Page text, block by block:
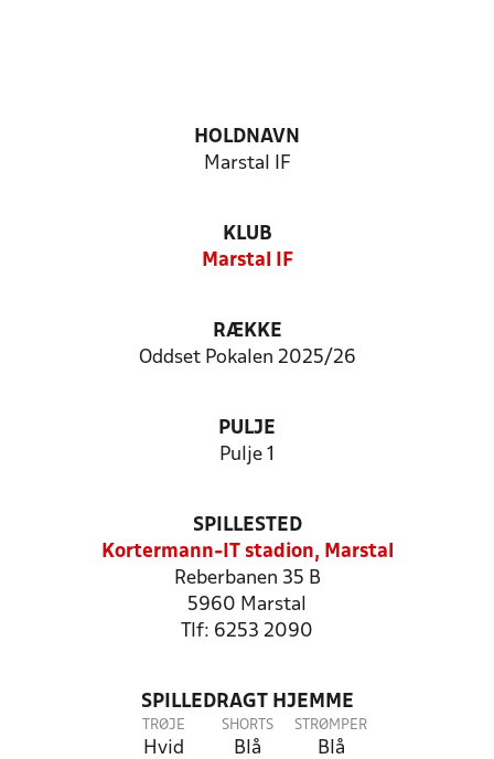
HOLDNAVN
Marstal IF
KLUB
Marstal IF
RÆKKE
Oddset Pokalen 2025/26
PULJE
Pulje 1
SPILLESTED
Kortermann-IT stadion, Marstal
Reberbanen 35 B
5960 Marstal
Tlf: 6253 2090
SPILLEDRAGT HJEMME
TRØJE
Hvid
SHORTS
Blå
STRØMPER
Blå